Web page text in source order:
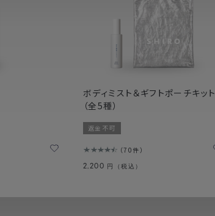
ボディミスト＆ギフトポーチキット
（全5種）
返金不可
70件
2,200 円（税込）